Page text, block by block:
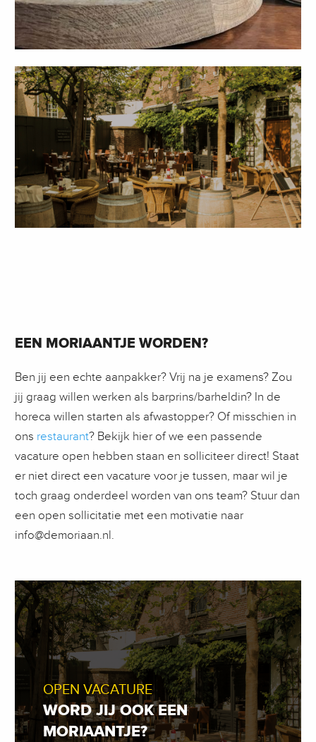
EEN MORIAANTJE WORDEN?
Ben jij een echte aanpakker? Vrij na je examens? Zou
jij graag willen werken als barprins/barheldin? In de
horeca willen starten als afwastopper? Of misschien in
ons restaurant? Bekijk hier of we een passende
vacature open hebben staan en solliciteer direct! Staat
er niet direct een vacature voor je tussen, maar wil je
toch graag onderdeel worden van ons team? Stuur dan
een open sollicitatie met een motivatie naar
info@demoriaan.nl.
OPEN VACATURE
WORD JIJ OOK EEN
MORIAANTJE?